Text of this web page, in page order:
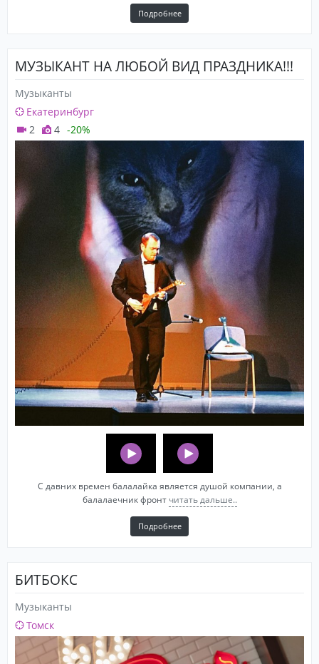
Подробнее
МУЗЫКАНТ НА ЛЮБОЙ ВИД ПРАЗДНИКА!!!
Музыканты
Екатеринбург
2
4 -20%
С давних времен балалайка является душой компании, а
балалаечник фронт читать дальше..
Подробнее
БИТБОКС
Музыканты
Томск